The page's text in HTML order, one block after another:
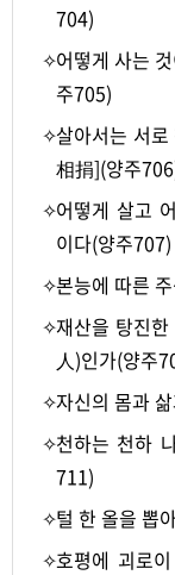
704)
✧어떻게 사는
주705)
✧살아서는 서
相捐](양주
✧어떻게 살고
이다(양주707)
✧본능에 따른
✧재산을 탕진
人)인가(양주
✧자신의 몸과
✧천하는 천하
711)
✧털 한 올을 뽑
✧호평에 괴로